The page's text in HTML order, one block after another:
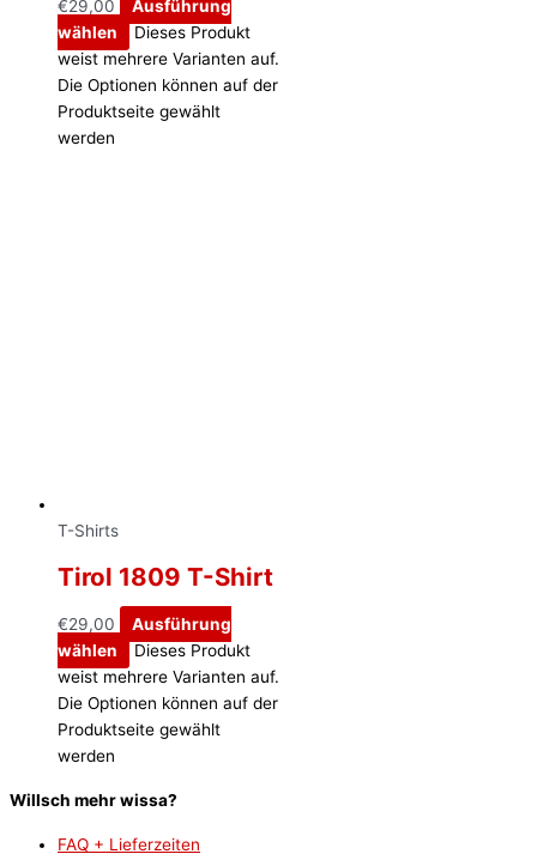
€29,00
Ausführung
wählen
Dieses Produkt
weist mehrere Varianten auf.
Die Optionen können auf der
Produktseite gewählt
werden
T-Shirts
Tirol 1809 T-Shirt
€29,00
Ausführung
wählen
Dieses Produkt
weist mehrere Varianten auf.
Die Optionen können auf der
Produktseite gewählt
werden
Willsch mehr wissa?
FAQ + Lieferzeiten